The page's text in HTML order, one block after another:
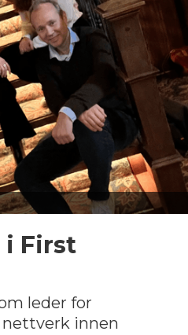
i First
leder for
innen